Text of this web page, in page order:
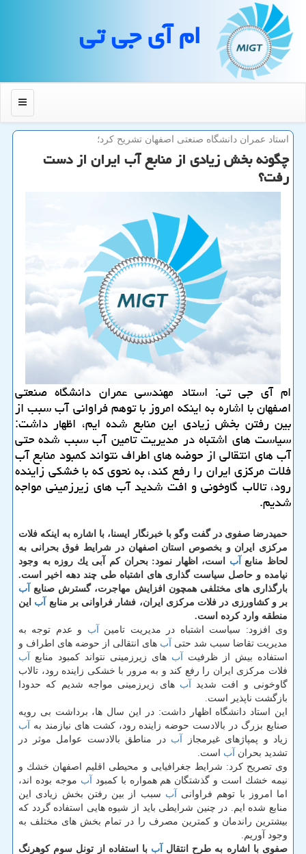
ام آی جی تی
منو
استاد عمران دانشگاه صنعتی اصفهان تشریح كرد؛
چگونه بخش زیادی از منابع آب ایران از دست
رفت؟
ام آی جی تی: استاد مهندسی عمران دانشگاه صنعتی
اصفهان با اشاره به اینكه امروز با توهم فراوانی آب سبب از
بین رفتن بخش زیادی این منابع شده ایم، اظهار داشت:
سیاست های اشتباه در مدیریت تامین آب سبب شده حتی
آب های انتقالی از حوضه های اطراف نتواند كمبود منابع آب
فلات مركزی ایران را رفع كند، به نحوی كه با خشكی زاینده
رود، تالاب گاوخونی و افت شدید آب های زیرزمینی مواجه
شدیم.
حمیدرضا صفوی در گفت وگو با خبرنگار ایسنا، با اشاره به اینكه فلات
مركزی ایران و بخصوص استان اصفهان در شرایط فوق بحرانی به
لحاظ منابع
آب است، اظهار نمود: بحران كم آبی یك روزه به وجود
نیامده و حاصل سیاست گذاری های اشتباه طی چند دهه اخیر است.
بارگذاری های مختلفی همچون افزایش مهاجرت، گسترش صنایع
آب
بر و كشاورزی در فلات مركزی ایران، فشار فراوانی بر منابع
آب این
منطقه وارد كرده است.
وی افزود: سیاست اشتباه در مدیریت تامین آب و عدم توجه به
مدیریت تقاضا سبب شد حتی آب های انتقالی از حوضه های اطراف و
استفاده بیش از ظرفیت آب های زیرزمینی نتواند كمبود منابع آب
فلات مركزی ایران را رفع كند و به مرور با خشكی زاینده رود، تالاب
گاوخونی و افت شدید آب های زیرزمینی مواجه شدیم كه حدودا
بازگشت ناپذیر است.
این استاد دانشگاه اظهار داشت: در این سال ها، برداشت بی رویه
صنایع بزرگ در بالادست حوضه زاینده رود، كشت های نیازمند به آب
زیاد و پمپاژهای غیرمجاز آب در مناطق بالادست عوامل موثر در
تشدید بحران آب است.
وی تصریح كرد: شرایط جغرافیایی و محیطی اقلیم اصفهان خشك و
نیمه خشك است و گذشتگان هم همواره با كمبود آب موجه بوده اند،
اما امروز با توهم فراوانی آب سبب از بین رفتن بخش زیادی این
منابع شده ایم. در چنین شرایطی باید از شیوه هایی استفاده گردد كه
بیشترین راندمان و كمترین مصرف را در تمام بخش های مختلف به
وجود آوریم.
صفوی با اشاره به طرح انتقال
آب با استفاده از تونل سوم كوهرنگ